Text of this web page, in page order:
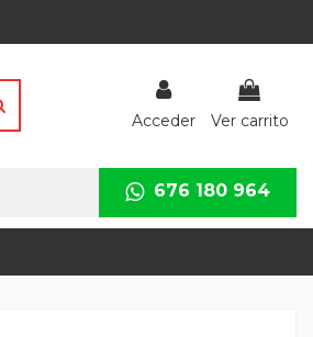
Acceder Ver carrito
676 180 964